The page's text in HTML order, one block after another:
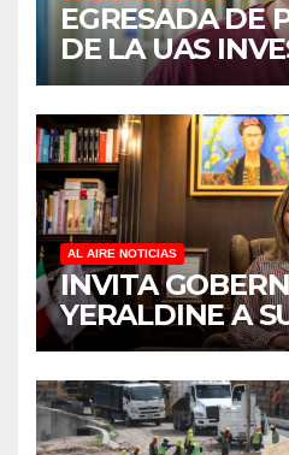
EGRESADA DE
DE LA UAS
ANTICIPADO Y
EN
ADULTOS
AL AIRE NOTICIAS
INVITA
YERALDINE A
JORNADA
PLANTARÁN
DE ÁRBOLES